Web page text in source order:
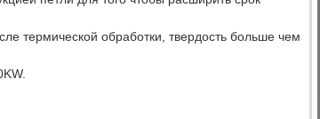
термической обработки, твердость больше чем